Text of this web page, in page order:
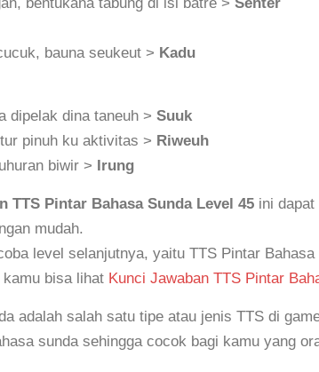
bauna seukeut > Kadu
dipelak dina taneuh > Suuk
pinuh ku aktivitas > Riweuh
biwir > Irung
TTS Pintar Bahasa Sunda Level 45 ini dapat
mudah.
level selanjutnya, yaitu TTS Pintar
bisa lihat Kunci Jawaban TTS Pintar
adalah salah satu tipe atau jenis TTS di
sunda sehingga cocok bagi kamu yang